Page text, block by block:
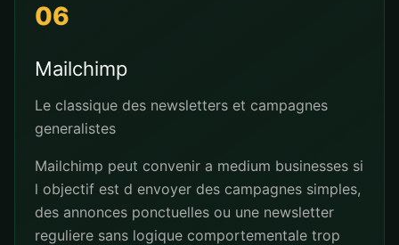
06
Mailchimp
Le classique des newsletters et campagnes
generalistes
Mailchimp peut convenir a medium businesses si
l objectif est d envoyer des campagnes simples,
des annonces ponctuelles ou une newsletter
reguliere sans logique comportementale trop